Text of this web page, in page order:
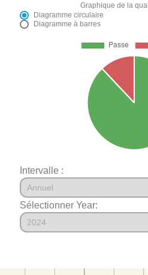
Graphique de la
Diagramme circulaire
Diagramme à barres
Intervalle :
Sélectionner Year: